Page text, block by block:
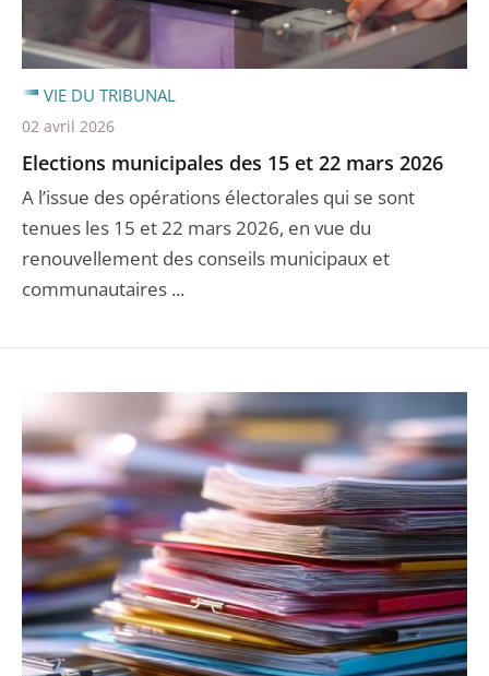
Elections municipales des 15 et 22 mars 2026
A l’issue des opérations électorales qui se sont
tenues les 15 et 22 mars 2026, en vue du
renouvellement des conseils municipaux et
communautaires ...
VIE DU TRIBUNAL
02 avril 2026